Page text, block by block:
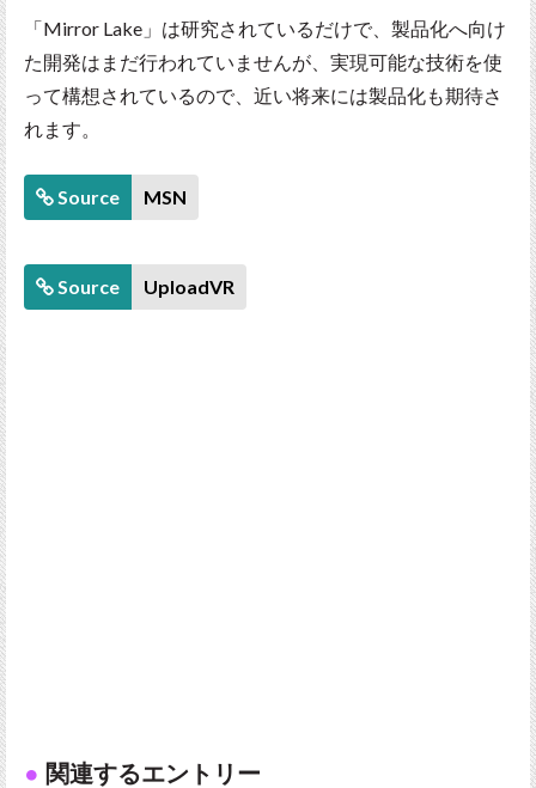
「Mirror Lake」は研究されているだけで、製品化へ向け
た開発はまだ行われていませんが、実現可能な技術を使
って構想されているので、近い将来には製品化も期待さ
れます。
Source MSN
Source UploadVR
関連するエントリー